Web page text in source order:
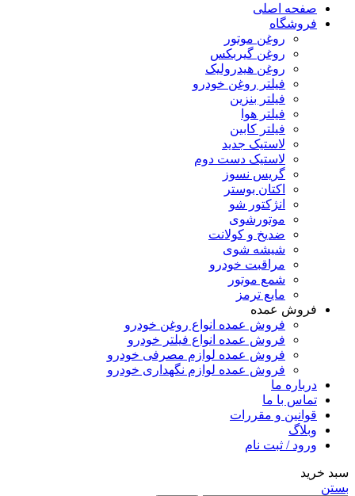
صفحه اصلی
فروشگاه
روغن موتور
روغن گیربکس
روغن هیدرولیک
فیلتر روغن خودرو
فیلتر بنزین
فیلتر هوا
فیلتر کابین
لاستیک جدید
لاستیک دست دوم
گریس نسوز
اکتان بوستر
انژکتور شو
موتورشوی
ضدیخ و کولانت
شیشه شوی
مراقبت خودرو
شمع موتور
مایع ترمز
فروش عمده
فروش عمده انواع روغن خودرو
فروش عمده انواع فیلتر خودرو
فروش عمده لوازم مصرفی خودرو
فروش عمده لوازم نگهداری خودرو
درباره ما
تماس با ما
قوانین و مقررات
وبلاگ
ورود / ثبت نام
سبد خرید
بستن